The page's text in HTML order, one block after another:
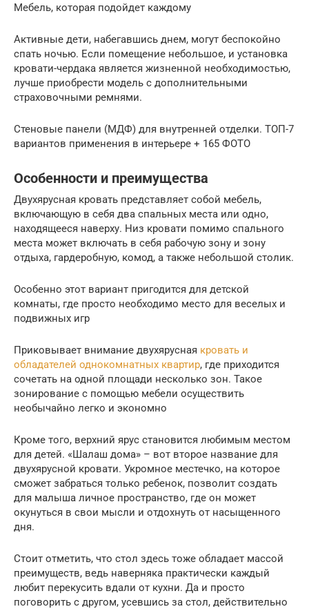
Мебель, которая подойдет каждому
Активные дети, набегавшись днем, могут беспокойно
спать ночью. Если помещение небольшое, и установка
кровати-чердака является жизненной необходимостью,
лучше приобрести модель с дополнительными
страховочными ремнями.
Стеновые панели (МДФ) для внутренней отделки. ТОП-7
вариантов применения в интерьере + 165 ФОТО
Особенности и преимущества
Двухярусная кровать представляет собой мебель,
включающую в себя два спальных места или одно,
находящееся наверху. Низ кровати помимо спального
места может включать в себя рабочую зону и зону
отдыха, гардеробную, комод, а также небольшой столик.
Особенно этот вариант пригодится для детской
комнаты, где просто необходимо место для веселых и
подвижных игр
Приковывает внимание двухярусная кровать и
обладателей однокомнатных квартир, где приходится
сочетать на одной площади несколько зон. Такое
зонирование с помощью мебели осуществить
необычайно легко и экономно
Кроме того, верхний ярус становится любимым местом
для детей. «Шалаш дома» – вот второе название для
двухярусной кровати. Укромное местечко, на которое
сможет забраться только ребенок, позволит создать
для малыша личное пространство, где он может
окунуться в свои мысли и отдохнуть от насыщенного
дня.
Стоит отметить, что стол здесь тоже обладает массой
преимуществ, ведь наверняка практически каждый
любит перекусить вдали от кухни. Да и просто
поговорить с другом, усевшись за стол, действительно